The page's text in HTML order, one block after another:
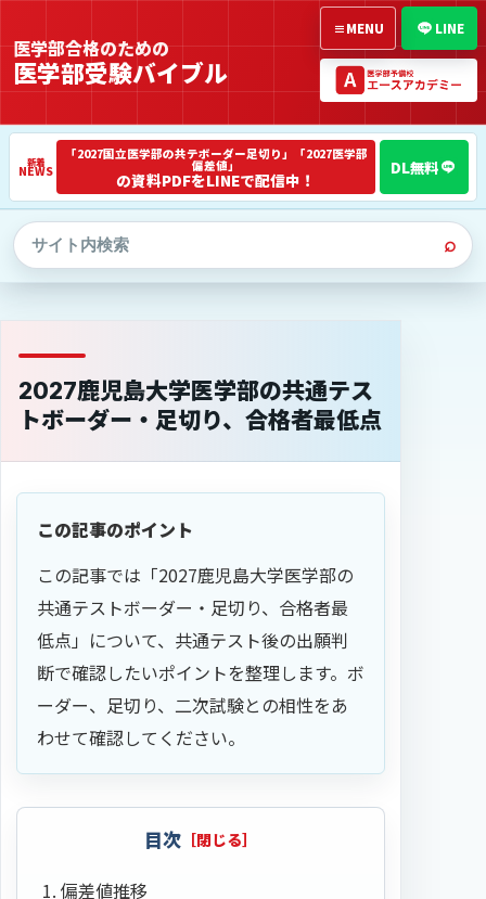
医学部合格のための
医学部受験バイブル
NEWS
「2027国立医学部の共テボーダー足切り」「2027医学部
偏差値」
の資料PDFをLINEで配信中！
⌕
LINE
≡MENU
2027鹿児島大学医学部の共通テス
トボーダー・足切り、合格者最低点
この記事のポイント
この記事では「2027鹿児島大学医学部の
共通テストボーダー・足切り、合格者最
低点」について、共通テスト後の出願判
断で確認したいポイントを整理します。ボ
ーダー、足切り、二次試験との相性をあ
わせて確認してください。
目次
偏差値推移